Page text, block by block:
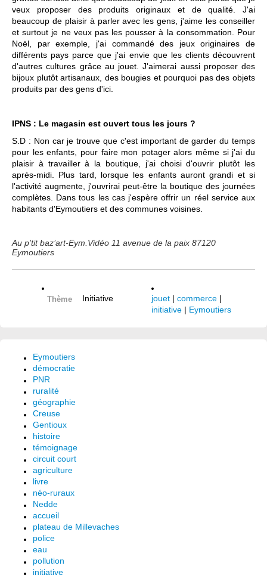
veux proposer des produits originaux et de qualité. J'ai
beaucoup de plaisir à parler avec les gens, j'aime les conseiller
et surtout je ne veux pas les pousser à la consommation. Pour
Noël, par exemple, j'ai commandé des jeux originaires de
différents pays parce que j'ai envie que les clients découvrent
d'autres cultures grâce au jouet. J'aimerai aussi proposer des
bijoux plutôt artisanaux, des bougies et pourquoi pas des objets
produits par des gens d'ici.
IPNS : Le magasin est ouvert tous les jours ?
S.D : Non car je trouve que c'est important de garder du temps
pour les enfants, pour faire mon potager alors même si j'ai du
plaisir à travailler à la boutique, j'ai choisi d'ouvrir plutôt les
après-midi. Plus tard, lorsque les enfants auront grandi et si
l'activité augmente, j'ouvrirai peut-être la boutique des journées
complètes. Dans tous les cas j'espère offrir un réel service aux
habitants d'Eymoutiers et des communes voisines.
Au p’tit baz’art-Eym.Vidéo 11 avenue de la paix 87120
Eymoutiers
Thème Initiative jouet | commerce |
initiative | Eymoutiers
Eymoutiers
démocratie
PNR
ruralité
géographie
Creuse
Gentioux
histoire
témoignage
circuit court
agriculture
livre
néo-ruraux
Nedde
accueil
plateau de Millevaches
police
eau
pollution
initiative